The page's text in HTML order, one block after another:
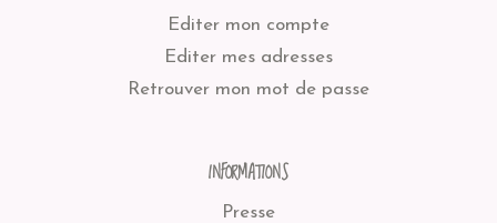
Editer mon compte
Editer mes adresses
Retrouver mon mot de passe
INFORMATIONS
Presse